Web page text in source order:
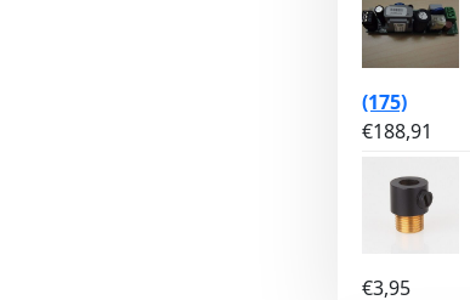
(175)
€188,91
€3,95